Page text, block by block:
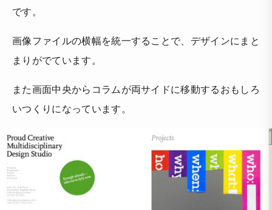
です。
画像ファイルの横幅を統一することで、デザインにまと
まりがでています。
また画面中央からコラムが両サイドに移動するおもしろ
いつくりになっています。